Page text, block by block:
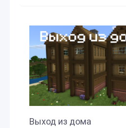
Выход из дома